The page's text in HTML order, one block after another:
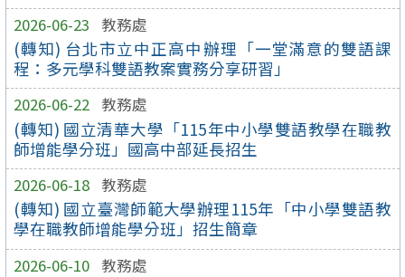
2026-06-23 教務處
(轉知) 台北市立中正高中辦理「一堂滿意的雙語課
程：多元學科雙語教案實務分享研習」
2026-06-22 教務處
(轉知) 國立清華大學「115年中小學雙語教學在職教
師增能學分班」國高中部延長招生
2026-06-18 教務處
(轉知) 國立臺灣師範大學辦理115年「中小學雙語教
學在職教師增能學分班」招生簡章
2026-06-10 教務處